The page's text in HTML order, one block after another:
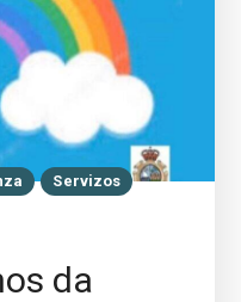
Servizos
da